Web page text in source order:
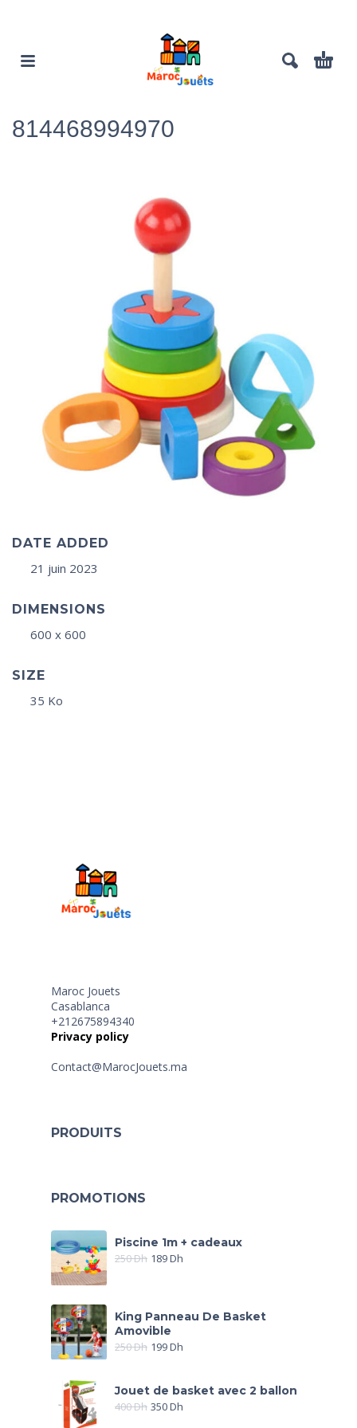
814468994970
DATE ADDED
21 juin 2023
DIMENSIONS
600 x 600
SIZE
35 Ko
Maroc Jouets
Casablanca
+212675894340
Privacy policy
Contact@MarocJouets.ma
PRODUITS
PROMOTIONS
Piscine 1m + cadeaux
250Dh 189Dh
King Panneau De Basket
Amovible
250Dh 199Dh
Jouet de basket avec 2 ballon
400Dh 350Dh